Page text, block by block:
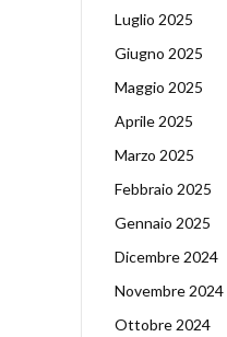
Luglio 2025
Giugno 2025
Maggio 2025
Aprile 2025
Marzo 2025
Febbraio 2025
Gennaio 2025
Dicembre 2024
Novembre 2024
Ottobre 2024